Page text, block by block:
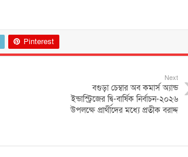
Pinterest
Next
বগুড়া চেম্বার অব কমার্স অ্যান্ড
ইন্ডাস্ট্রিজের দ্বি-বার্ষিক নির্বাচন-২০২৬
উপলক্ষে প্রার্থীদের মধ্যে প্রতীক বরাদ্দ